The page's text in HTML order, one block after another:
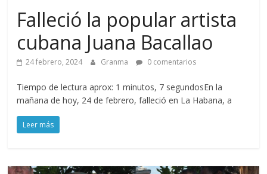
Falleció la popular artista
cubana Juana Bacallao
24 febrero, 2024 Granma 0 comentarios
Tiempo de lectura aprox: 1 minutos, 7 segundosEn la
mañana de hoy, 24 de febrero, falleció en La Habana, a
Leer más